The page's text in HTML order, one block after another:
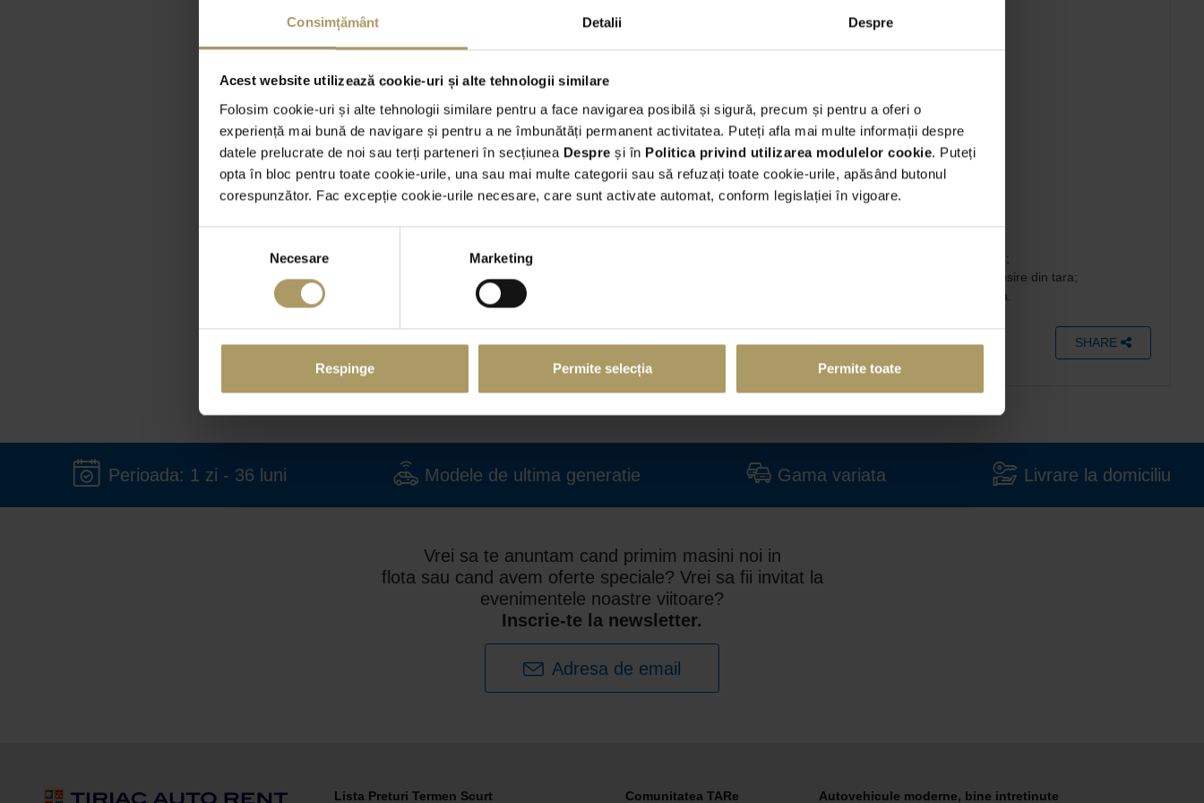
Consimțământ Detalii Despre
Acest website utilizează cookie-uri și alte tehnologii similare
Folosim cookie-uri și alte tehnologii similare pentru a face navigarea posibilă și sigură, precum și pentru a oferi o
experiență mai bună de navigare și pentru a ne îmbunătăți permanent activitatea. Puteți afla mai multe informații despre
datele prelucrate de noi sau terți parteneri în secțiunea Despre și în Politica privind utilizarea modulelor cookie. Puteți
opta în bloc pentru toate cookie-urile, una sau mai multe categorii sau să refuzați toate cookie-urile, apăsând butonul
corespunzător. Fac excepție cookie-urile necesare, care sunt activate automat, conform legislației în vigoare.
consimțământului
Necesare Marketing
Respinge Permite selecția Permite toate
Mentenanta completa
Conditii generale
Tarifele sunt exprimate in EUR si includ TVA;
Curs facturare BNR + 2%;
Numar de kilometri inclusi in contract -
conform tabel atasat;
LIMITĂ DE KILOMETRI PARCURȘI – ÎNCHIRIERI AUTO
Cost returnare pentru diferente nivel combustibil: 4 EUR / litru - TVA inclusa;
Oferta este valabila pentru utilizare EXCLUSIVA pe teritoriul Romaniei (monitorizare GPS inclusa);
Pentru parasirea teritoriului Romaniei este necesara emiterea anticipata a unei imputerniciri de iesire din tara;
Taxa Emitere imputernicire de iesire din tara (valabila doar pe teritoriul UE): 40 EUR - TVA inclusa.
Am citit si sunt de acord cu
termenii si conditiile
SHARE
Perioada: 1 zi - 36 luni Modele de ultima generatie Gama variata Livrare la domiciliu
Vrei sa te anuntam cand primim masini noi in
flota sau cand avem oferte speciale? Vrei sa fii invitat la
evenimentele noastre viitoare?
Inscrie-te la newsletter.
Adresa de email
Lista Preturi Termen Scurt Comunitatea TARe Autovehicule moderne, bine intretinute